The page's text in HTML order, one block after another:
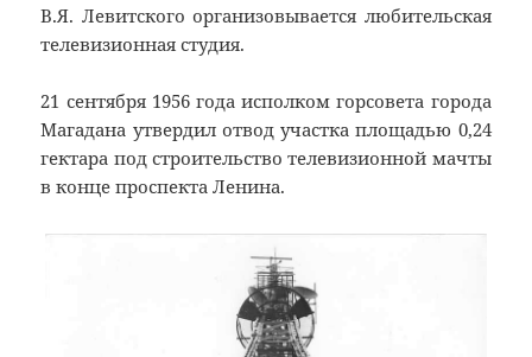
В.Я. Левитского организовывается любительская
телевизионная студия.
21 сентября 1956 года исполком горсовета города
Магадана утвердил отвод участка площадью 0,24
гектара под строительство телевизионной мачты
в конце проспекта Ленина.